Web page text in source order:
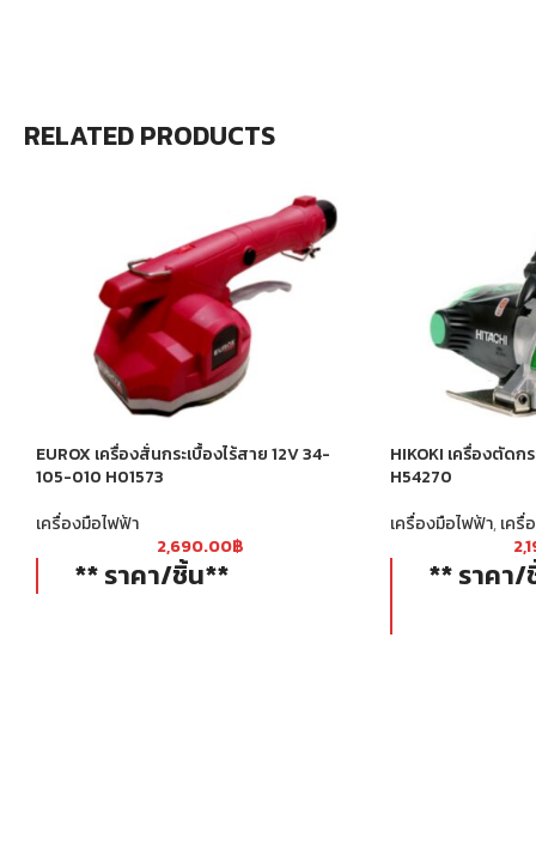
RELATED PRODUCTS
EUROX เครื่องสั่นกระเบื้องไร้สาย 12V 34-
105-010 H01573
เครื่องมือไฟฟ้า
2,690.00฿
** ราคา/ชิ้น**
HIKOKI เครื่องตัดก
H54270
เครื่องมือไฟฟ้า, เครื่
** ราคา